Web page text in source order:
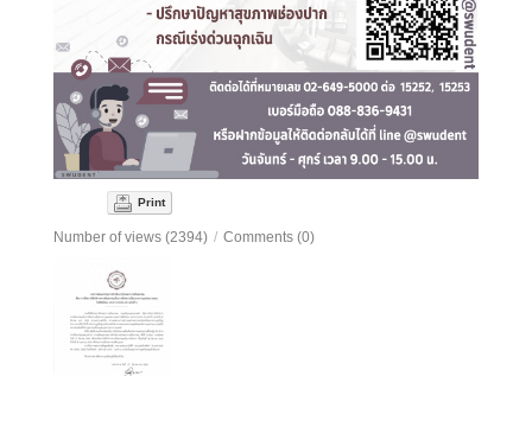
Print
Number of views (2394) / Comments (0)